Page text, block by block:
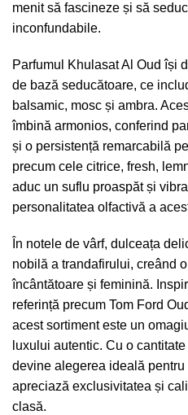
menit să fascineze și să
inconfundabile.
Parfumul Khulasat Al Oud își
de bază seducătoare, ce
balsamic, mosc și ambra.
îmbină armonios, conferind
și o persistență remarcabilă
precum cele citrice, fresh,
aduc un suflu proaspăt și
personalitatea olfactivă a
În notele de vârf, dulceața
nobilă a trandafirului, creând
încântătoare și feminină.
referință precum Tom Ford
acest sortiment este un
luxului autentic. Cu o
devine alegerea ideală
apreciază exclusivitatea și
clasă.